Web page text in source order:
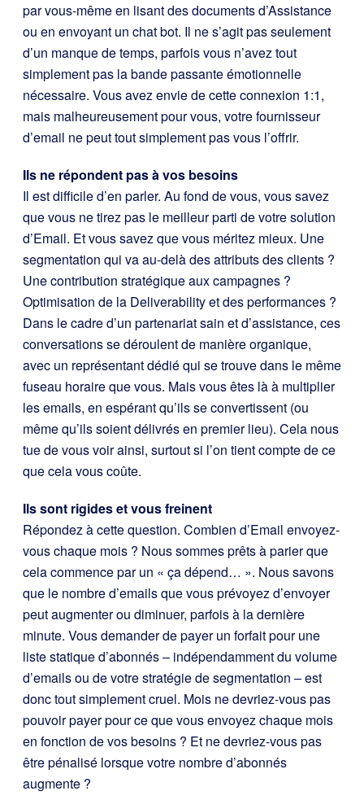
par vous-même en lisant des documents d’Assistance
ou en envoyant un chat bot. Il ne s’agit pas seulement
d’un manque de temps, parfois vous n’avez tout
simplement pas la bande passante émotionnelle
nécessaire. Vous avez envie de cette connexion 1:1,
mais malheureusement pour vous, votre fournisseur
d’email ne peut tout simplement pas vous l’offrir.
Ils ne répondent pas à vos besoins
Il est difficile d’en parler. Au fond de vous, vous savez
que vous ne tirez pas le meilleur parti de votre solution
d’Email. Et vous savez que vous méritez mieux. Une
segmentation qui va au-delà des attributs des clients ?
Une contribution stratégique aux campagnes ?
Optimisation de la Deliverability et des performances ?
Dans le cadre d’un partenariat sain et d’assistance, ces
conversations se déroulent de manière organique,
avec un représentant dédié qui se trouve dans le même
fuseau horaire que vous. Mais vous êtes là à multiplier
les emails, en espérant qu’ils se convertissent (ou
même qu’ils soient délivrés en premier lieu). Cela nous
tue de vous voir ainsi, surtout si l’on tient compte de ce
que cela vous coûte.
Ils sont rigides et vous freinent
Répondez à cette question. Combien d’Email envoyez-
vous chaque mois ? Nous sommes prêts à parier que
cela commence par un « ça dépend… ». Nous savons
que le nombre d’emails que vous prévoyez d’envoyer
peut augmenter ou diminuer, parfois à la dernière
minute. Vous demander de payer un forfait pour une
liste statique d’abonnés – indépendamment du volume
d’emails ou de votre stratégie de segmentation – est
donc tout simplement cruel. Mois ne devriez-vous pas
pouvoir payer pour ce que vous envoyez chaque mois
en fonction de vos besoins ? Et ne devriez-vous pas
être pénalisé lorsque votre nombre d’abonnés
augmente ?